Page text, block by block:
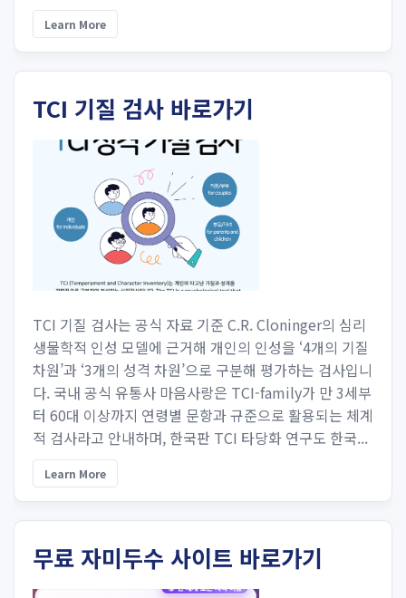
Learn More
TCI 기질 검사 바로가기
TCI 기질 검사는 공식 자료 기준 C.R. Cloninger의 심리
생물학적 인성 모델에 근거해 개인의 인성을 ‘4개의 기질
차원’과 ‘3개의 성격 차원’으로 구분해 평가하는 검사입니
다. 국내 공식 유통사 마음사랑은 TCI-family가 만 3세부
터 60대 이상까지 연령별 문항과 규준으로 활용되는 체계
적 검사라고 안내하며, 한국판 TCI 타당화 연구도 한국...
Learn More
무료 자미두수 사이트 바로가기